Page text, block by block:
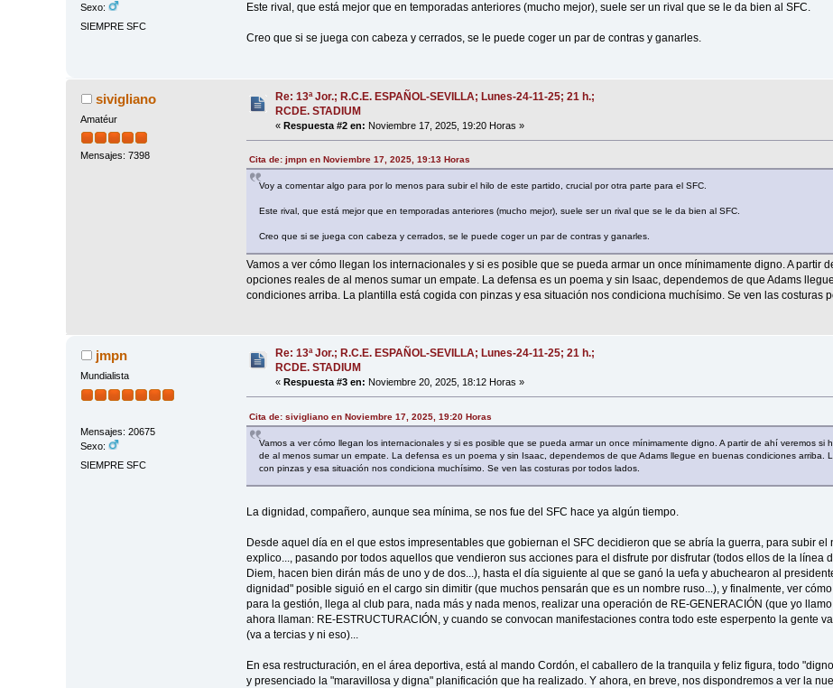
Sexo:
SIEMPRE SFC
Este rival, que está mejor que en temporadas anteriores (mucho mejor), suele ser un rival que se le da bien al SFC.
Creo que si se juega con cabeza y cerrados, se le puede coger un par de contras y ganarles.
sivigliano
Amatéur
Mensajes: 7398
Re: 13ª Jor.; R.C.E. ESPAÑOL-SEVILLA; Lunes-24-11-25; 21 h.;
RCDE. STADIUM
«Respuesta #2 en: Noviembre 17, 2025, 19:20 Horas »
Cita de: jmpn en Noviembre 17, 2025, 19:13 Horas
Voy a comentar algo para por lo menos para subir el hilo de este partido, crucial por otra parte para el SFC.
Este rival, que está mejor que en temporadas anteriores (mucho mejor), suele ser un rival que se le da bien al SFC.
Creo que si se juega con cabeza y cerrados, se le puede coger un par de contras y ganarles.
Vamos a ver cómo llegan los internacionales y si es posible que se pueda armar un once mínimamente digno. A partir
opciones reales de al menos sumar un empate. La defensa es un poema y sin Isaac, dependemos de que Adams
condiciones arriba. La plantilla está cogida con pinzas y esa situación nos condiciona muchísimo. Se ven las costuras
jmpn
Mundialista
Mensajes: 20675
Sexo:
SIEMPRE SFC
Re: 13ª Jor.; R.C.E. ESPAÑOL-SEVILLA; Lunes-24-11-25; 21 h.;
RCDE. STADIUM
« Respuesta #3 en: Noviembre 20, 2025, 18:12 Horas »
Cita de: sivigliano en Noviembre 17, 2025, 19:20 Horas
Vamos a ver cómo llegan los internacionales y si es posible que se pueda armar un once mínimamente digno. A partir de ahí veremos si
de al menos sumar un empate. La defensa es un poema y sin Isaac, dependemos de que Adams llegue en buenas condiciones arriba.
con pinzas y esa situación nos condiciona muchísimo. Se ven las costuras por todos lados.
La dignidad, compañero, aunque sea mínima, se nos fue del SFC hace ya algún tiempo.
Desde aquel día en el que estos impresentables que gobiernan el SFC decidieron que se abría la guerra, para subir el
explico..., pasando por todos aquellos que vendieron sus acciones para el disfrute por disfrutar (todos ellos de la línea
Diem, hacen bien dirán más de uno y de dos...), hasta el día siguiente al que se ganó la uefa y abuchearon al
dignidad" posible siguió en el cargo sin dimitir (que muchos pensarán que es un nombre ruso...), y finalmente, ver
para la gestión, llega al club para, nada más y nada menos, realizar una operación de RE-GENERACIÓN (que yo
ahora llaman: RE-ESTRUCTURACIÓN, y cuando se convocan manifestaciones contra todo este esperpento la gente
(va a tercias y ni eso)...
En esa restructuración, en el área deportiva, está al mando Cordón, el caballero de la tranquila y feliz figura, todo
y presenciado la "maravillosa y digna" planificación que ha realizado. Y ahora, en breve, nos dispondremos a ver la